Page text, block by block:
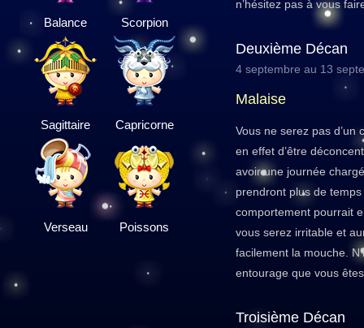
Balance Scorpion
Sagittaire Capricorne
Verseau Poissons
n’hésitez pas à vous
Deuxième Décan
4 septembre au 13
Malaise
Vous ne serez pas d’un
en effet d’être
avoir une journée
prendront plus de
comportement pourrait
vous serez irritable et
facilement la mouche.
entourage que vous
Troisième Décan